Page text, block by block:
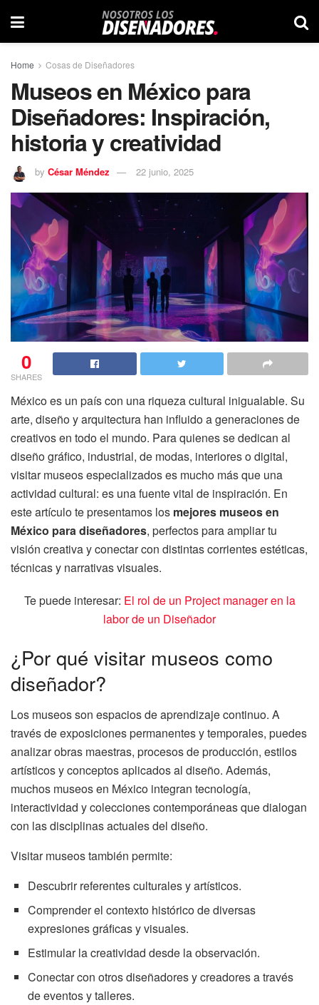
Home Cosas de Diseñadores
Museos en México para
Diseñadores: Inspiración,
historia y creatividad
by César Méndez 22 junio, 2025
0
SHARES
México es un país con una riqueza cultural inigualable. Su
arte, diseño y arquitectura han influido a generaciones de
creativos en todo el mundo. Para quienes se dedican al
diseño gráfico, industrial, de modas, interiores o digital,
visitar museos especializados es mucho más que una
actividad cultural: es una fuente vital de inspiración. En
este artículo te presentamos los mejores museos en
México para diseñadores, perfectos para ampliar tu
visión creativa y conectar con distintas corrientes estéticas,
técnicas y narrativas visuales.
Te puede interesar: El rol de un Project manager en la
labor de un Diseñador
¿Por qué visitar museos como
diseñador?
Los museos son espacios de aprendizaje continuo. A
través de exposiciones permanentes y temporales, puedes
analizar obras maestras, procesos de producción, estilos
artísticos y conceptos aplicados al diseño. Además,
muchos museos en México integran tecnología,
interactividad y colecciones contemporáneas que dialogan
con las disciplinas actuales del diseño.
Visitar museos también permite:
Descubrir referentes culturales y artísticos.
Comprender el contexto histórico de diversas
expresiones gráficas y visuales.
Estimular la creatividad desde la observación.
Conectar con otros diseñadores y creadores a través
de eventos y talleres.